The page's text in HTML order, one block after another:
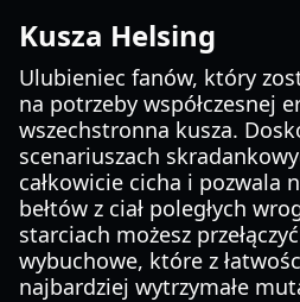
Kusza Helsing
Ulubieniec fanów, który
na potrzeby współczesnej
wszechstronna kusza.
scenariuszach
całkowicie cicha i pozwala
bełtów z ciał poległych
starciach możesz
wybuchowe, które z
najbardziej wytrzymałe